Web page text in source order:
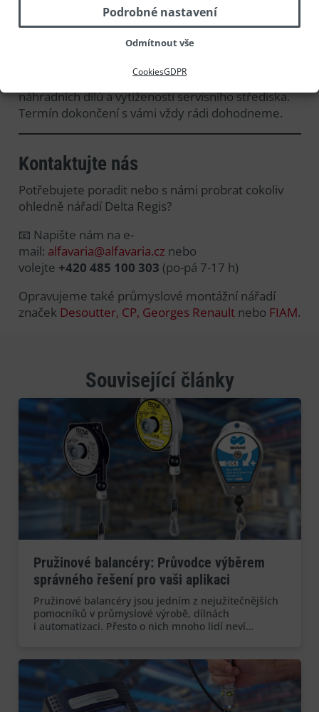
Odmítnout vše
Podrobné nastavení
CookiesGDPR
5. Oprava stroje
stroje. Délka trvání opravy záleží na dostupnosti
náhradních dílů a vytíženosti servisního střediska.
Termín dokončení s vámi vždy rádi dohodneme.
Kontaktujte nás
Potřebujete poradit nebo s námi probrat cokoliv
ohledně nářadí Delta Regis?
📧 Napište nám na e-
mail: alfavaria@alfavaria.cz nebo
volejte +420 485 100 303 (po-pá 7-17 h)
Opravujeme také průmyslové montážní nářadí
značek Desoutter, CP, Georges Renaultnebo FIAM.
Související články
Pružinové balancéry: Průvodce výběrem
správného řešení pro vaši aplikaci
Pružinové balancéry jsou jedním z nejužitečnějších
pomocníků v průmyslové výrobě, dílnách
i automatizaci. Přesto o nich mnoho lidí neví…